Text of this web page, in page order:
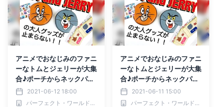
アニメでおなじみのファニ
ーなトムとジェリーが大集
合♪ポーチからネックパー
スまで一気にどうぞ
2021-06-12 18:00
パーフェクト・ワールド株式会社
アニメでおなじみのファニ
ーなトムとジェリーが大集
合♪ポーチからネックパー
スまで一気にどうぞ
2021-06-11 15:00
パーフェクト・ワールド株式会社